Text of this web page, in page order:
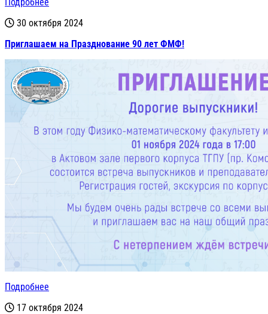
30 октября 2024
Приглашаем на Празднование 90 лет ФМФ!
Подробнее
17 октября 2024